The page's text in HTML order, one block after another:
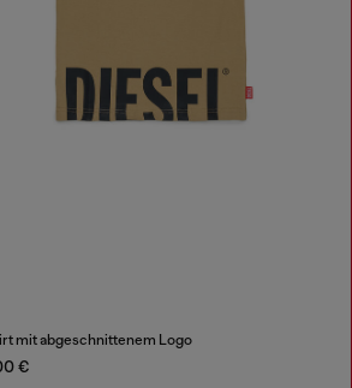
mit abgeschnittenem Logo
€